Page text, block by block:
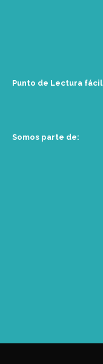
Punto de Lectura fácil
Somos parte de: